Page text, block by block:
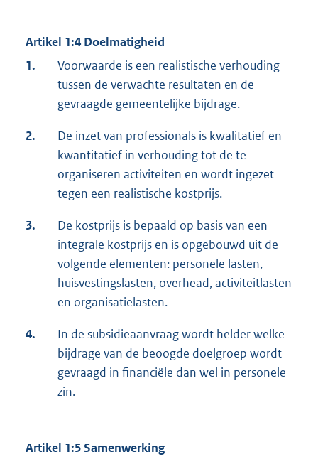
Artikel 1:4 Doelmatigheid
1.
Voorwaarde is een realistische verhouding
tussen de verwachte resultaten en de
gevraagde gemeentelijke bijdrage.
2.
De inzet van professionals is kwalitatief en
kwantitatief in verhouding tot de te
organiseren activiteiten en wordt ingezet
tegen een realistische kostprijs.
3.
De kostprijs is bepaald op basis van een
integrale kostprijs en is opgebouwd uit de
volgende elementen: personele lasten,
huisvestingslasten, overhead, activiteitlasten
en organisatielasten.
4.
In de subsidieaanvraag wordt helder welke
bijdrage van de beoogde doelgroep wordt
gevraagd in financiële dan wel in personele
zin.
Artikel 1:5 Samenwerking